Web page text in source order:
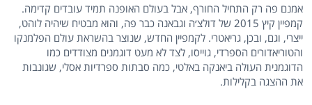
אמנם פה רק התחיל החורף, אבל בעולם האופנה תמיד עובדים קדימה.
קמפיין קיץ 2015 של דולצ׳ה וגבאנה כבר פה, והוא מבטיח שיהיה לוהט,
ייצרי, וגם, ובכן, גריאטרי. לקמפיין החדש, שנוצר בהשראת עולם הפלמנקו
והטוריאדורים הספרדי, גוייסו, לצד לא מעט דוגמנים מצודדים כמו
הדוגמנית העולה ביאנקה באלטי, כמה סבתות ספרדיות אסלי, שגונבות
את ההצגה בקלילות.